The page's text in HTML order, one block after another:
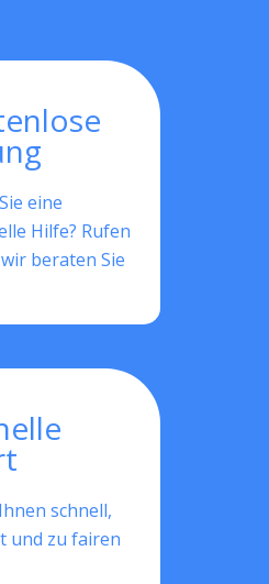
eine
Hilfe? Rufen
beraten Sie
schnell,
und zu fairen